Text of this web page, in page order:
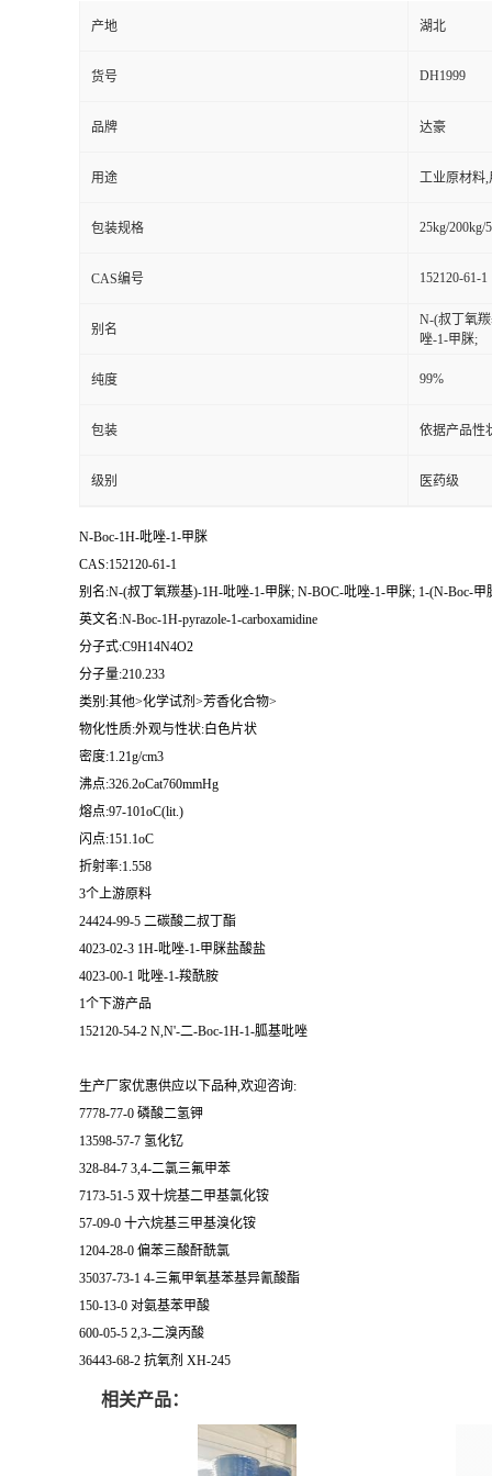
产地 湖北
货号 DH1999
品牌 达豪
用途 工业原材料
包装规格 25kg/200kg/
CAS编号 152120-61-1
别名
N-(叔丁氧
唑-1-甲脒;
纯度 99%
包装 依据产品性
级别 医药级
N-Boc-1H-吡唑-1-甲脒
CAS:152120-61-1
别名:N-(叔丁氧羰基)-1H-吡唑-1-甲脒; N-BOC-吡唑-1-甲脒; 1-(N-Boc-
英文名:N-Boc-1H-pyrazole-1-carboxamidine
分子式:C9H14N4O2
分子量:210.233
类别:其他>化学试剂>芳香化合物>
物化性质:外观与性状:白色片状
密度:1.21g/cm3
沸点:326.2oCat760mmHg
熔点:97-101oC(lit.)
闪点:151.1oC
折射率:1.558
3个上游原料
24424-99-5 二碳酸二叔丁酯
4023-02-3 1H-吡唑-1-甲脒盐酸盐
4023-00-1 吡唑-1-羧酰胺
1个下游产品
152120-54-2 N,N'-二-Boc-1H-1-胍基吡唑
生产厂家优惠供应以下品种,欢迎咨询:
7778-77-0 磷酸二氢钾
13598-57-7 氢化钇
328-84-7 3,4-二氯三氟甲苯
7173-51-5 双十烷基二甲基氯化铵
57-09-0 十六烷基三甲基溴化铵
1204-28-0 偏苯三酸酐酰氯
35037-73-1 4-三氟甲氧基苯基异氰酸酯
150-13-0 对氨基苯甲酸
600-05-5 2,3-二溴丙酸
36443-68-2 抗氧剂 XH-245
相关产品：